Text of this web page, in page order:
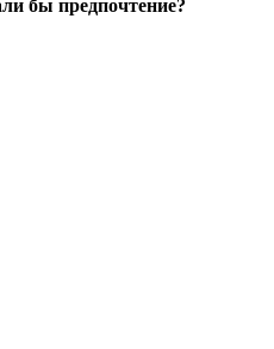
бы предпочтение?